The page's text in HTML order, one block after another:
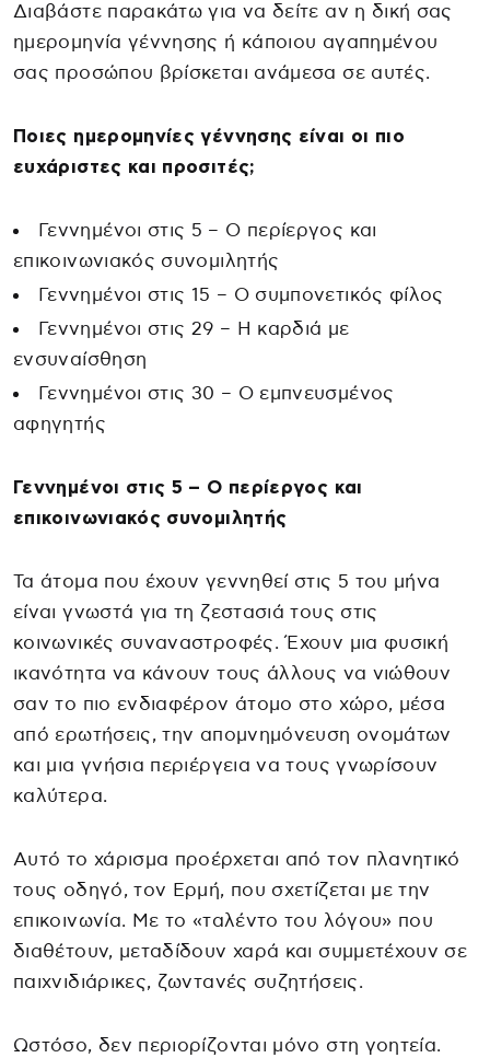
Διαβάστε παρακάτω για να δείτε αν η δική σας
ημερομηνία γέννησης ή κάποιου αγαπημένου
σας προσώπου βρίσκεται ανάμεσα σε αυτές.
Ποιες ημερομηνίες γέννησης είναι οι πιο
ευχάριστες και προσιτές;
Γεννημένοι στις 5 – Ο περίεργος και
επικοινωνιακός συνομιλητής
Γεννημένοι στις 15 – Ο συμπονετικός φίλος
Γεννημένοι στις 29 – Η καρδιά με
ενσυναίσθηση
Γεννημένοι στις 30 – Ο εμπνευσμένος
αφηγητής
Γεννημένοι στις 5 – Ο περίεργος και
επικοινωνιακός συνομιλητής
Τα άτομα που έχουν γεννηθεί στις 5 του μήνα
είναι γνωστά για τη ζεστασιά τους στις
κοινωνικές συναναστροφές. Έχουν μια φυσική
ικανότητα να κάνουν τους άλλους να νιώθουν
σαν το πιο ενδιαφέρον άτομο στο χώρο, μέσα
από ερωτήσεις, την απομνημόνευση ονομάτων
και μια γνήσια περιέργεια να τους γνωρίσουν
καλύτερα.
Αυτό το χάρισμα προέρχεται από τον πλανητικό
τους οδηγό, τον Ερμή, που σχετίζεται με την
επικοινωνία. Με το «ταλέντο του λόγου» που
διαθέτουν, μεταδίδουν χαρά και συμμετέχουν σε
παιχνιδιάρικες, ζωντανές συζητήσεις.
Ωστόσο, δεν περιορίζονται μόνο στη γοητεία.